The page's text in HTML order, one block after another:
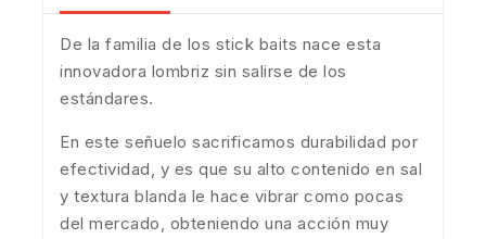
De la familia de los stick baits nace esta
innovadora lombriz sin salirse de los
estándares.
En este señuelo sacrificamos durabilidad por
efectividad, y es que su alto contenido en sal
y textura blanda le hace vibrar como pocas
del mercado, obteniendo una acción muy